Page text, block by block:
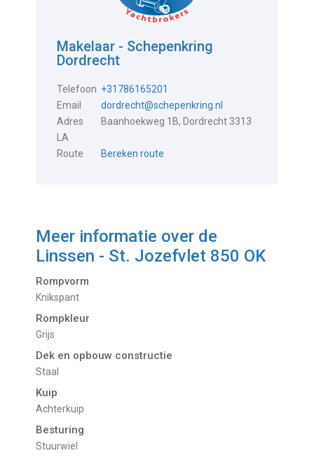
Makelaar - Schepenkring
Dordrecht
Telefoon +31786165201
Email
dordrecht@schepenkring.nl
Adres
Baanhoekweg 1B, Dordrecht 3313
LA
Route
Bereken route
Meer informatie over de
Linssen - St. Jozefvlet 850 OK
Rompvorm
Knikspant
Rompkleur
Grijs
Dek en opbouw constructie
Staal
Kuip
Achterkuip
Besturing
Stuurwiel